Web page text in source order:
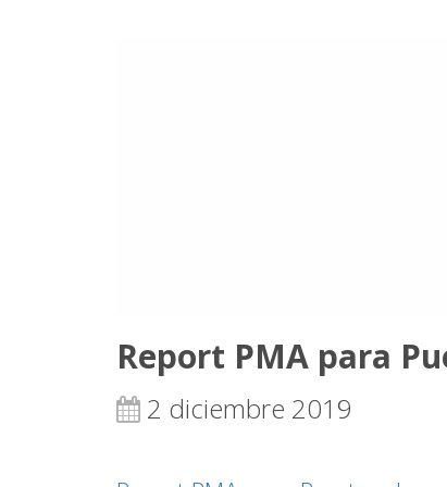
Report PMA para
2 diciembre 2019